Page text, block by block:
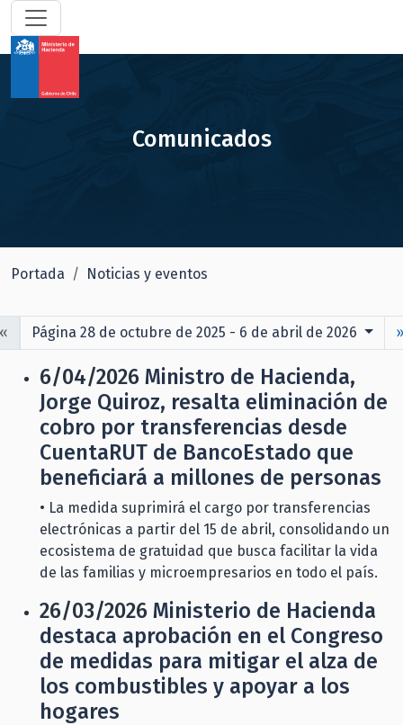
Comunicados
Portada Noticias y eventos
« Página 28 de octubre de 2025 - 6 de abril de 2026 »
6/04/2026 Ministro de Hacienda,
Jorge Quiroz, resalta eliminación de
cobro por transferencias desde
CuentaRUT de BancoEstado que
beneficiará a millones de personas
• La medida suprimirá el cargo por transferencias
electrónicas a partir del 15 de abril, consolidando un
ecosistema de gratuidad que busca facilitar la vida
de las familias y microempresarios en todo el país.
26/03/2026 Ministerio de Hacienda
destaca aprobación en el Congreso
de medidas para mitigar el alza de
los combustibles y apoyar a los
hogares